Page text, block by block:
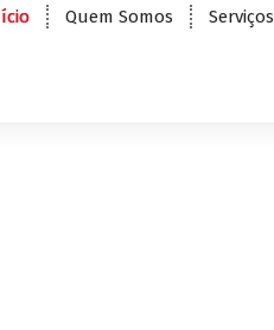
Quem Somos Serviços